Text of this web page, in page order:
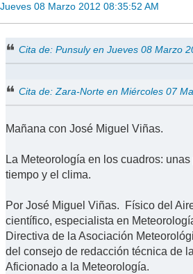
Jueves 08 Marzo 2012 08:35:52 AM
Cita de: Punsuly en Jueves 08 Marzo
Cita de: Zara-Norte en Miércoles 07
Mañana con José Miguel Viñas.
La Meteorología en los cuadros:
tiempo y el clima.
Por José Miguel Viñas. Físico del
científico, especialista en
Directiva de la Asociación
del consejo de redacción técnica de
Aficionado a la Meteorología.